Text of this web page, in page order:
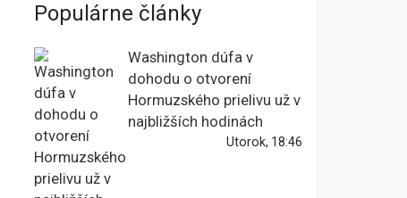
Populárne články
Washington dúfa v
dohodu o otvorení
Hormuzského prielivu už v
najbližších hodinách
Utorok, 18:46